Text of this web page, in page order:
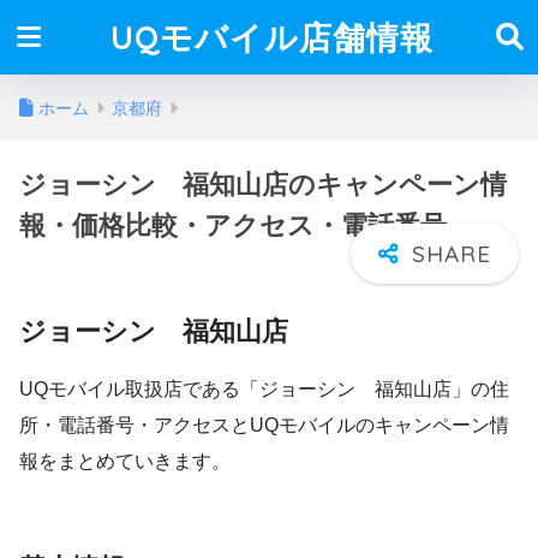
UQモバイル店舗情報
ホーム 京都府
ジョーシン 福知山店のキャンペーン情
報・価格比較・アクセス・電話番号
ジョーシン 福知山店
UQモバイル取扱店である「ジョーシン 福知山店」の住
所・電話番号・アクセスとUQモバイルのキャンペーン情
報をまとめていきます。